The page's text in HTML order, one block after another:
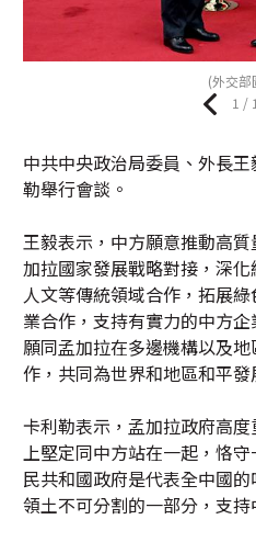
(外交部
1 / 1
中共中央政治局委員、外長
勒舉行會談。
王毅表示，中方願意推動高
加拉國家發展戰略對接，深
人文等傳統領域合作，拓展
業合作，支持有實力的中方
願同孟加拉在多邊機構以及
作，共同為世界和地區和平發
卡利勒表示，孟加拉政府高
上堅定同中方站在一起，恪
民共和國政府是代表全中國
領土不可分割的一部分，支持